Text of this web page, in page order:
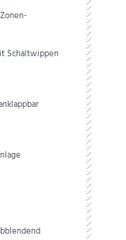
Schaltwippen